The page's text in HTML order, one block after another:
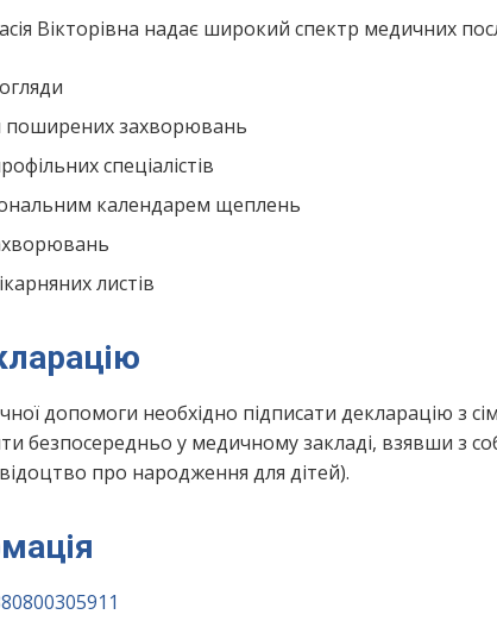
Вікторівна надає широкий спектр медичних
поширених захворювань
спеціалістів
календарем щеплень
листів
допомоги необхідно підписати декларацію з
безпосередньо у медичному закладі, взявши з
про народження для дітей).